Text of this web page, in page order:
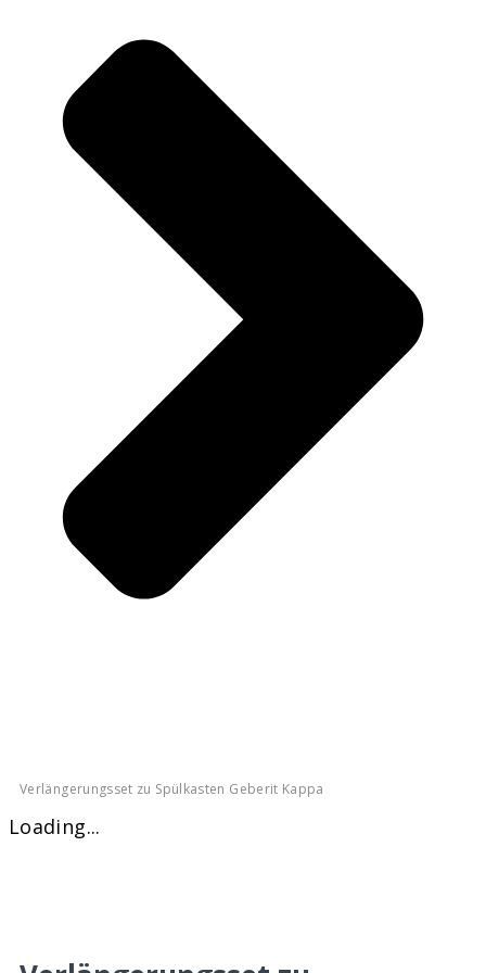
Verlängerungsset zu Spülkasten Geberit Kappa
Loading...